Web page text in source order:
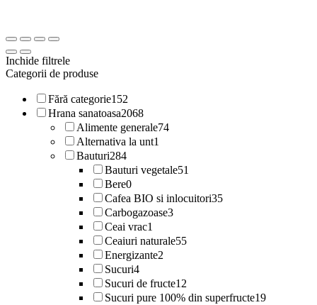
Inchide filtrele
Categorii de produse
Fără categorie152
Hrana sanatoasa2068
Alimente generale74
Alternativa la unt1
Bauturi284
Bauturi vegetale51
Bere0
Cafea BIO si inlocuitori35
Carbogazoase3
Ceai vrac1
Ceaiuri naturale55
Energizante2
Sucuri4
Sucuri de fructe12
Sucuri pure 100% din superfructe19